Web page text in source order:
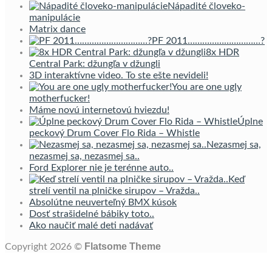
Nápadité človeko-
manipulácie
Matrix dance
PF 2011…………………………?
8x HDR
Central Park: džungľa v džungli
3D interaktívne video. To ste ešte nevideli!
You are one ugly
motherfucker!
Máme novú internetovú hviezdu!
Úplne
peckový Drum Cover Flo Rida – Whistle
Nezasmej sa,
nezasmej sa, nezasmej sa..
Ford Explorer nie je terénne auto..
Keď
strelí ventil na plničke sirupov – Vražda..
Absolútne neuverteľný BMX kúsok
Dosť strašidelné bábiky toto..
Ako naučiť malé deti nadávať
Copyright 2026 © Flatsome Theme